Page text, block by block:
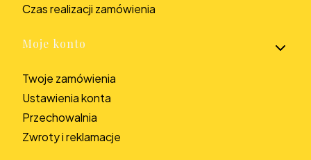
Czas realizacji zamówienia
Moje konto
Twoje zamówienia
Ustawienia konta
Przechowalnia
Zwroty i reklamacje